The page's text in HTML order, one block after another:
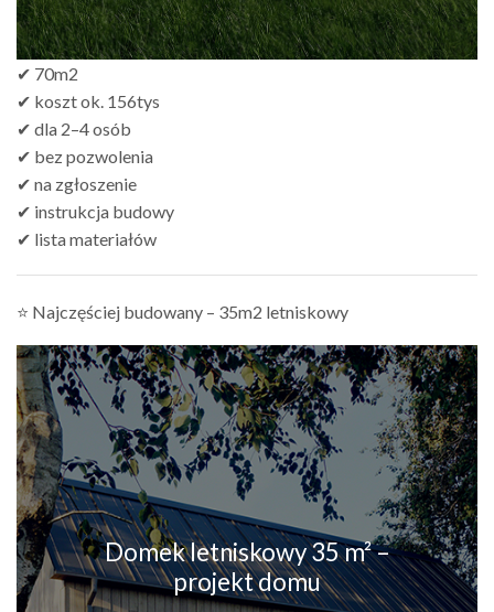
✔ 70m2
✔ koszt ok. 156tys
✔ dla 2–4 osób
✔ bez pozwolenia
✔ na zgłoszenie
✔ instrukcja budowy
✔ lista materiałów
⭐ Najczęściej budowany – 35m2 letniskowy
Domek letniskowy 35 m² –
projekt domu